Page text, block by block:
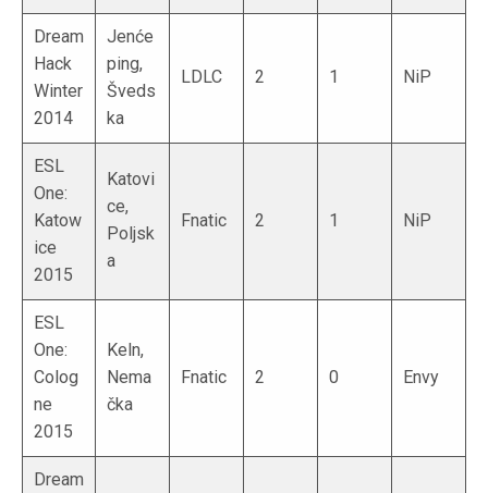
Dream
Hack
Winter
2014
Jenće
ping,
Šveds
ka
LDLC 2 1 NiP
ESL
One:
Katow
ice
2015
Katovi
ce,
Poljsk
a
Fnatic 2 1 NiP
ESL
One:
Colog
ne
2015
Keln,
Nema
čka
Fnatic 2 0 Envy
Dream